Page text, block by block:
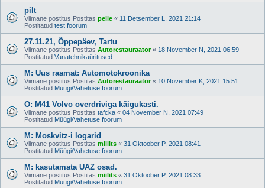
pilt
Viimane postitus Postitas pelle « 11 Detsember L, 2021 21:14
Postitatud test foorum
27.11.21, Õppepäev, Tartu
Viimane postitus Postitas Autorestauraator« 18 November N, 2021 06:59
Postitatud Vanatehnikaüritused
M: Uus raamat: Automotokroonika
Viimane postitus Postitas Autorestauraator« 10 November K, 2021 15:51
Postitatud Müügi/Vahetuse foorum
O: M41 Volvo overdriviga käigukasti.
Viimane postitus Postitas tafcka « 04 November N, 2021 07:49
Postitatud Müügi/Vahetuse foorum
M: Moskvitz-i logarid
Viimane postitus Postitas miilits « 31 Oktoober P, 2021 08:41
Postitatud Müügi/Vahetuse foorum
M: kasutamata UAZ osad.
Viimane postitus Postitas miilits « 31 Oktoober P, 2021 08:33
Postitatud Müügi/Vahetuse foorum